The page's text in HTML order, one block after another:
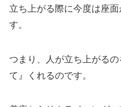
立ち上がる際に今度は座
す。
つまり、人が立ち上がる
て』くれるのです。